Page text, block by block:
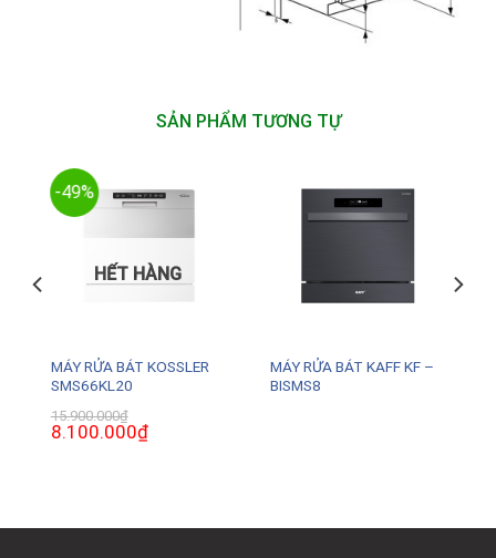
SẢN PHẨM TƯƠNG TỰ
-49%
HẾT HÀNG
MÁY RỬA BÁT KOSSLER
SMS66KL20
15.900.000₫
Giá
gốc
8.100.000₫Giá
hiện
MÁY RỬA BÁT KAFF KF –
BISMS8